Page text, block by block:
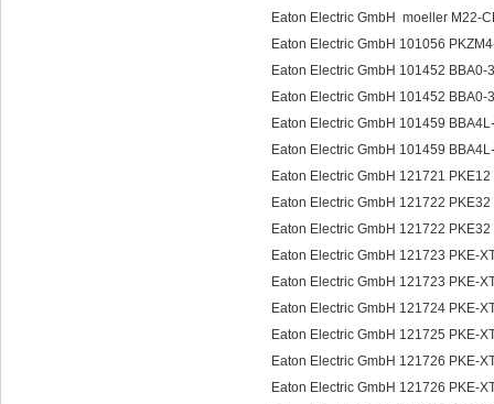
Eaton Electric GmbH moeller
Eaton Electric GmbH 101056
Eaton Electric GmbH 101452
Eaton Electric GmbH 101452
Eaton Electric GmbH 101459
Eaton Electric GmbH 101459
Eaton Electric GmbH 121721
Eaton Electric GmbH 121722
Eaton Electric GmbH 121722 PKE32
Eaton Electric GmbH 121723 PKE-
Eaton Electric GmbH 121723 PKE-
Eaton Electric GmbH 121724 PKE-
Eaton Electric GmbH 121725 PKE-
Eaton Electric GmbH 121726 PKE-
Eaton Electric GmbH 121726 PKE-